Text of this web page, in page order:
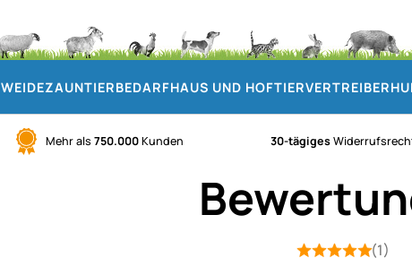
WEIDEZAUNTIERBEDARFHAUS UND HOFTIERVERTREIBER
Mehr als 750.000Kunden 30-tägiges
Bewertung: 5
1 Bewertung(1)